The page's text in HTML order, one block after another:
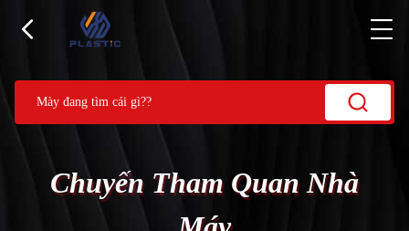
Chuyến Tham Quan Nhà